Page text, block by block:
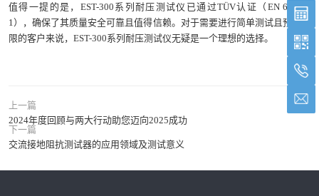
值得一提的是，EST-300系列耐压测试仪已通过TÜV认证（EN 61326-
1），确保了其质量安全可靠且值得信赖。对于需要进行简单测试且预算有
限的客户来说，EST-300系列耐压测试仪无疑是一个理想的选择。
上一篇
2024年度回顾与两大行动助您迈向2025成功
下一篇
交流接地阻抗测试器的应用领域及测试意义